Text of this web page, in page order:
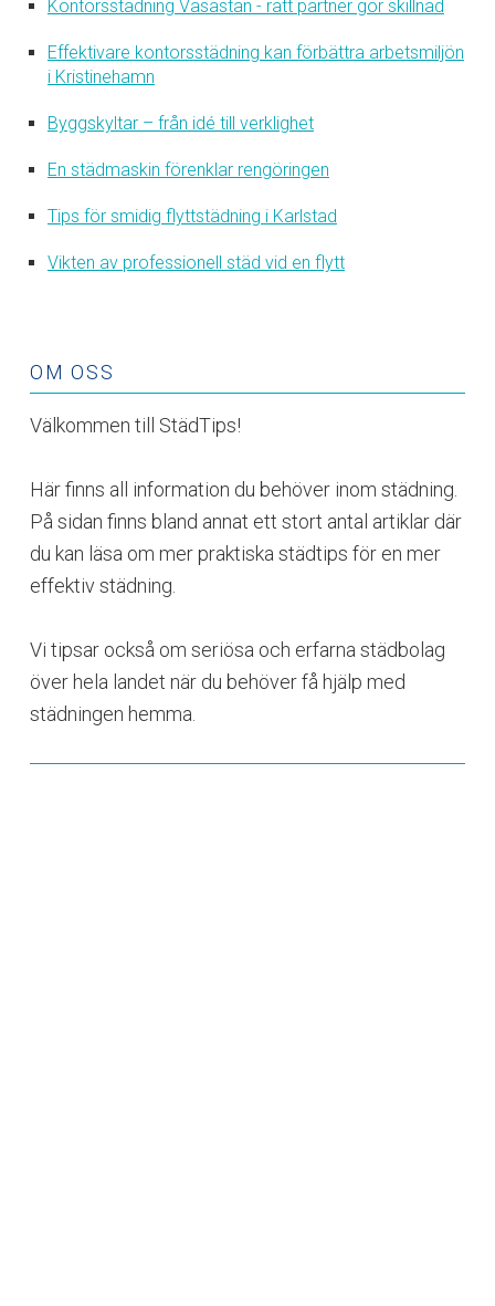
Kontorsstädning Vasastan - rätt partner gör skillnad
Effektivare kontorsstädning kan förbättra arbetsmiljön
i Kristinehamn
Byggskyltar – från idé till verklighet
En städmaskin förenklar rengöringen
Tips för smidig flyttstädning i Karlstad
Vikten av professionell städ vid en flytt
OM OSS
Välkommen till StädTips!
Här finns all information du behöver inom städning.
På sidan finns bland annat ett stort antal artiklar där
du kan läsa om mer praktiska städtips för en mer
effektiv städning.
Vi tipsar också om seriösa och erfarna städbolag
över hela landet när du behöver få hjälp med
städningen hemma.